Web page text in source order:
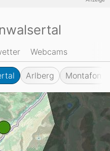
Webcams
Arlberg Montafon